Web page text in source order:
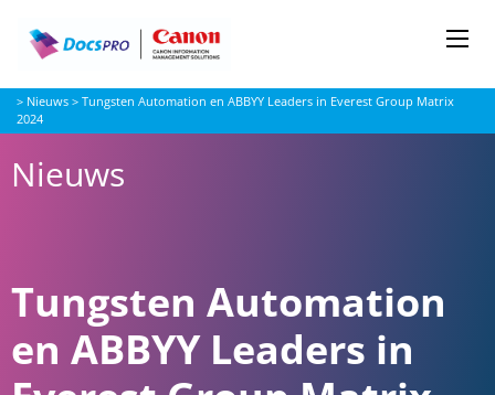
Docspro
> Nieuws> Tungsten Automation en ABBYY Leaders in Everest Group Matrix
2024
Nieuws
Tungsten Automation
en ABBYY Leaders in